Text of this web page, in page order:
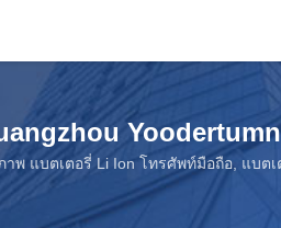
พ แบตเตอรี่ Li Ion โทรศัพท์มือถือ, แบต